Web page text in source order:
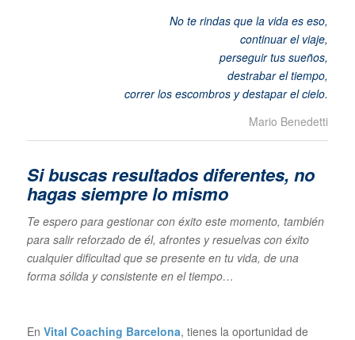
No te rindas que la vida es eso,
continuar el viaje,
perseguir tus sueños,
destrabar el tiempo,
correr los escombros y destapar el cielo.
Mario Benedetti
Si buscas resultados diferentes, no
hagas siempre lo mismo
Te espero para gestionar con éxito este momento, también
para salir reforzado de él, afrontes y resuelvas con éxito
cualquier dificultad que se presente en tu vida, de una
forma sólida y consistente en el tiempo…
En Vital Coaching Barcelona, tienes la oportunidad de